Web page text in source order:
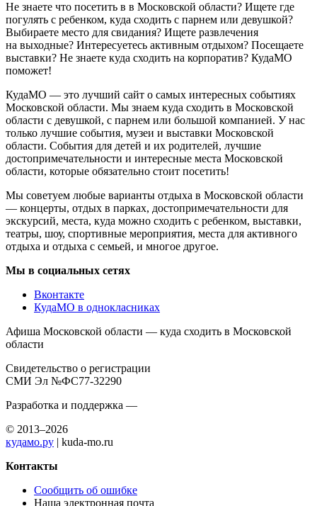
Не знаете что посетить в в Московской области? Ищете где
погулять с ребенком, куда сходить с парнем или девушкой?
Выбираете место для свидания? Ищете развлечения
на выходные? Интересуетесь активным отдыхом? Посещаете
выставки? Не знаете куда сходить на корпоратив? КудаМО
поможет!
КудаМО — это лучший сайт о самых интересных событиях
Московской области. Мы знаем куда сходить в Московской
области с девушкой, с парнем или большой компанией. У нас
только лучшие события, музеи и выставки Московской
области. События для детей и их родителей, лучшие
достопримечательности и интересные места Московской
области, которые обязательно стоит посетить!
Мы советуем любые варианты отдыха в Московской области
— концерты, отдых в парках, достопримечательности для
экскурсий, места, куда можно сходить с ребенком, выставки,
театры, шоу, спортивные мероприятия, места для активного
отдыха и отдыха с семьей, и многое другое.
Мы в социальных сетях
Вконтакте
КудаМО в однокласниках
Афиша Московской области — куда сходить в Московской
области
Свидетельство о регистрации
СМИ Эл №ФС77-32290
Разработка и поддержка —
© 2013–2026
кудамо.ру | kuda-mo.ru
Контакты
Сообщить об ошибке
Наша электронная почта